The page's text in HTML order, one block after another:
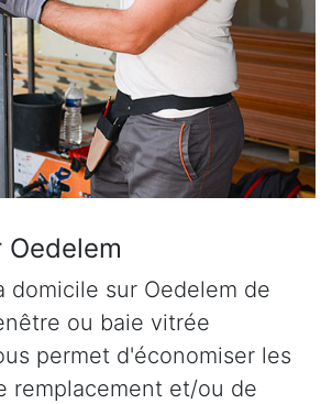
Oedelem
domicile sur Oedelem de
ou baie vitrée
permet d'économiser les
remplacement et/ou de